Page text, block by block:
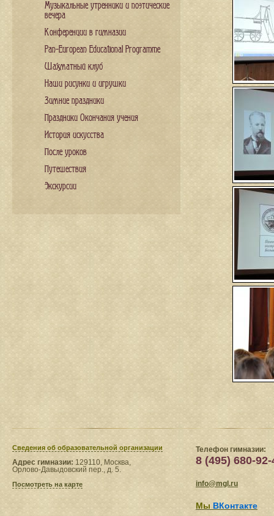
Музыкальные утренники и поэтические
вечера
Конференции в гимназии
Pan-European Educational Programme
Шахматный клуб
Наши рисунки и игрушки
Зимние праздники
Праздники Окончания учения
История искусства
После уроков
Путешествия
Экскурсии
Сведения​ об образовательной организации
Адрес гимназии: 129110, Москва,
Орлово-Давыдовский пер., д. 5.
Посмотреть на карте
Телефон гимназии:
8 (495) 680-92-
info@mgl.ru
Мы ВКонтакте